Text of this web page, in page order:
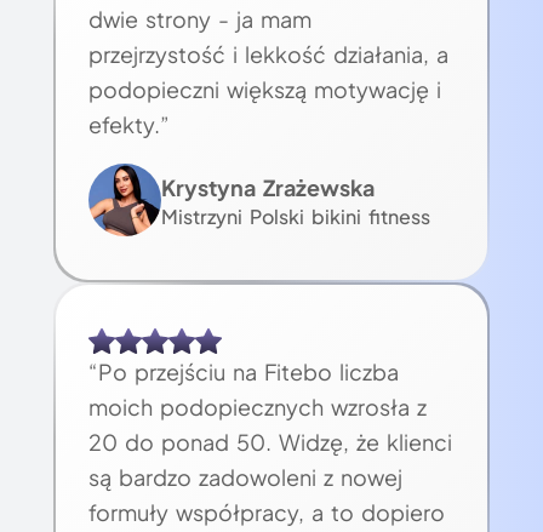
dwie strony - ja mam
przejrzystość i lekkość działania, a
podopieczni większą motywację i
efekty.”
Krystyna Zrażewska
Mistrzyni Polski bikini fitness
“Po przejściu na Fitebo liczba
moich podopiecznych wzrosła z
20 do ponad 50. Widzę, że klienci
są bardzo zadowoleni z nowej
formuły współpracy, a to dopiero